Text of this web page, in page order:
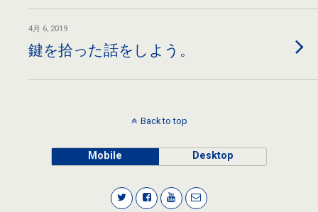
4月 6, 2019
鍵を拾った話をしよう。
Back to top
Mobile Desktop